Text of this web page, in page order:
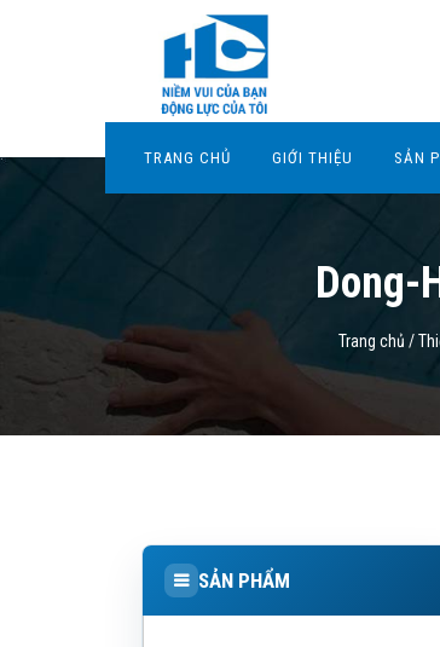
TRANG CHỦ GIỚI THIỆU SẢN
Dong-
Trang chủ /
SẢN PHẨM